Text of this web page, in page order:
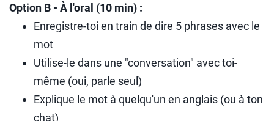
Option B - À l'oral (10 min) :
Enregistre-toi en train de dire 5 phrases avec le
mot
Utilise-le dans une "conversation" avec toi-
même (oui, parle seul)
Explique le mot à quelqu'un en anglais (ou à ton
chat)